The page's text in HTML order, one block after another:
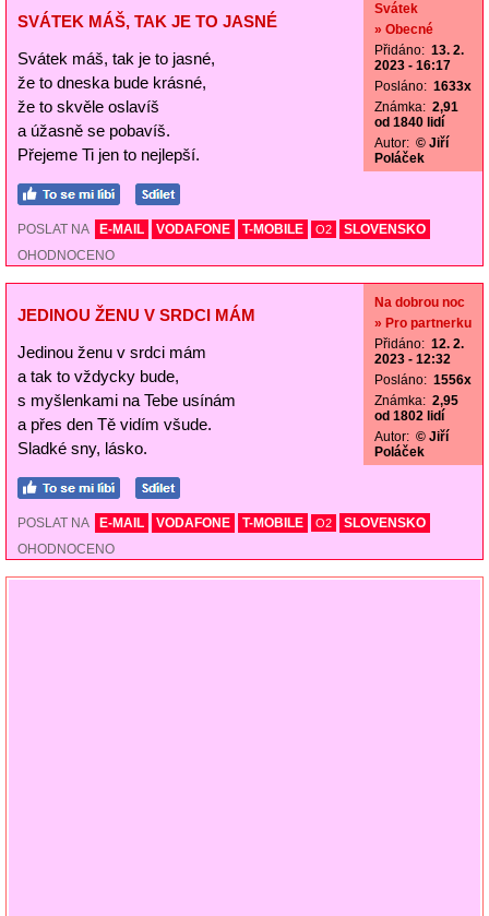
SVÁTEK MÁŠ, TAK JE TO JASNÉ
Svátek máš, tak je to jasné,
že to dneska bude krásné,
že to skvěle oslavíš
a úžasně se pobavíš.
Přejeme Ti jen to nejlepší.
Svátek
» Obecné
Přidáno: 13. 2.
2023 - 16:17
Posláno: 1633x
Známka: 2,91
od 1840 lidí
Autor: © Jiří
Poláček
POSLAT NA E-MAIL VODAFONE T-MOBILE O2
SLOVENSKO
OHODNOCENO
JEDINOU ŽENU V SRDCI MÁM
Jedinou ženu v srdci mám
a tak to vždycky bude,
s myšlenkami na Tebe usínám
a přes den Tě vidím všude.
Sladké sny, lásko.
Na dobrou noc
» Pro partnerku
Přidáno: 12. 2.
2023 - 12:32
Posláno: 1556x
Známka: 2,95
od 1802 lidí
Autor: © Jiří
Poláček
POSLAT NA E-MAIL VODAFONE T-MOBILE O2
SLOVENSKO
OHODNOCENO